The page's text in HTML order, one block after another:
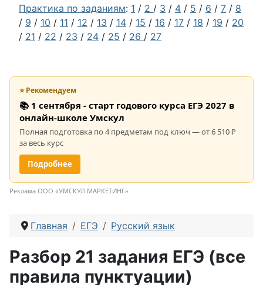
Практика по заданиям: 1 / 2 / 3 / 4 / 5 / 6 / 7 / 8
/ 9 / 10 / 11 / 12 / 13 / 14 / 15 / 16 / 17 / 18 / 19 / 20
/ 21 / 22 / 23 / 24 / 25 / 26 / 27
⭐ Рекомендуем
📚 1 сентября - старт годового курса ЕГЭ 2027 в
онлайн-школе Умскул
Полная подготовка по 4 предметам под ключ — от 6 510 ₽
за весь курс
Подробнее
Реклама ООО «УМСКУЛ МАРКЕТИНГ»
Главная ЕГЭ Русский язык
Разбор 21 задания ЕГЭ (все
правила пунктуации)